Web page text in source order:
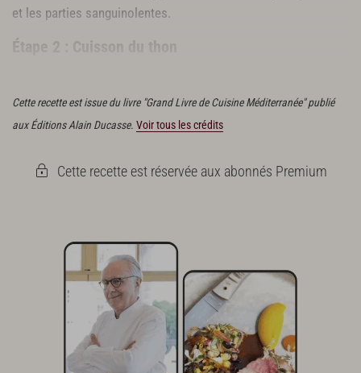
et les parties sanguinolentes.
Étape 2 : Cuisson du thon
Cette recette est issue du livre "Grand Livre de Cuisine Méditerranée" publié
aux Éditions Alain Ducasse. Voir tous les crédits
Cette recette est réservée aux abonnés Premium